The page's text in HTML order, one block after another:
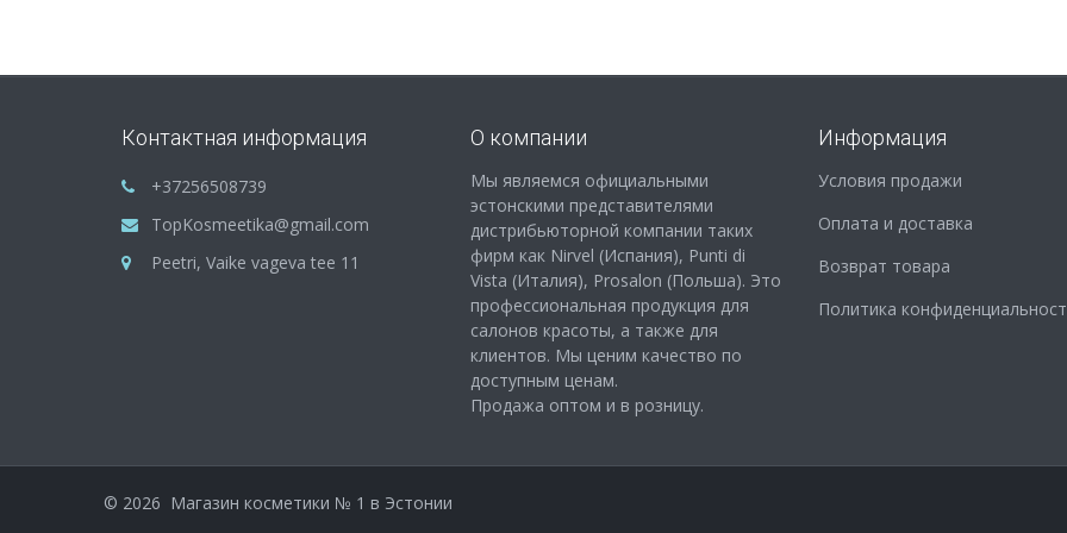
Контактная информация
+37256508739
TopKosmeetika@gmail.com
Peetri, Vaike vageva tee 11
О компании
Мы являемся официальными
эстонскими представителями
дистрибьюторной компании таких
фирм как Nirvel (Испания), Punti di
Vista (Италия), Prosalon (Польша). Это
профессиональная продукция для
салонов красоты, а также для
клиентов. Мы ценим качество по
доступным ценам.
Продажа оптом и в розницу.
Информация
Условия продажи
Оплата и доставка
Возврат товара
Политика
© 2026 Магазин косметики № 1 в Эстонии